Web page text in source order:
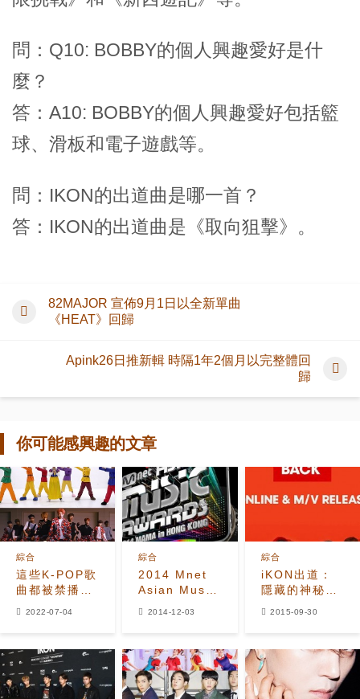
問：Q10: BOBBY的個人興趣愛好是什
麼？
答：A10: BOBBY的個人興趣愛好包括籃
球、滑板和電子遊戲等。
問：IKON的出道曲是哪一首？
答：IKON的出道曲是《取向狙擊》。
82MAJOR 宣佈9月1日以全新單曲
《HEAT》回歸
Apink26日推新輯 時隔1年2個月以完整體回
歸
你可能感興趣的文章
這些K-POP歌
曲都被禁播！
歌詞粗俗，提
及品牌等…理
由令人吃驚
綜合
2022-07-04
2014 Mnet
Asian Music
綜合
2014-12-03
iKON出道：
隱藏的神秘面
綜合
2015-09-30